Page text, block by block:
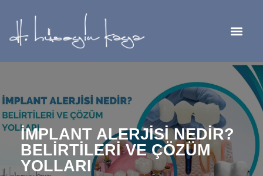
İMPLANT ALERJİSİ NEDİR?
BELİRTİLERİ VE ÇÖZÜM
YOLLARI